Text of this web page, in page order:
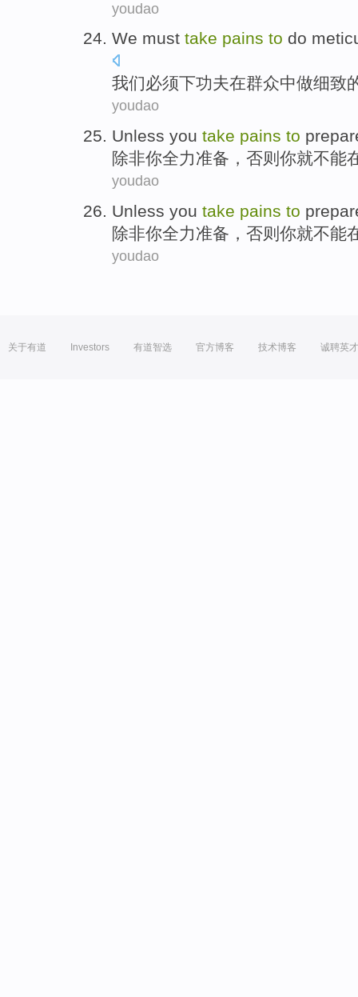
youdao
We must take pains to do
我们必须下功夫在群众中做细致
youdao
Unless you take pains to
除非你全力准备 ，否则你就不能
youdao
Unless you take pains to
除非你全力准备 ，否则你就不能
youdao
关于有道 Investors 有道智选 官方博客 技术博客 诚聘英才